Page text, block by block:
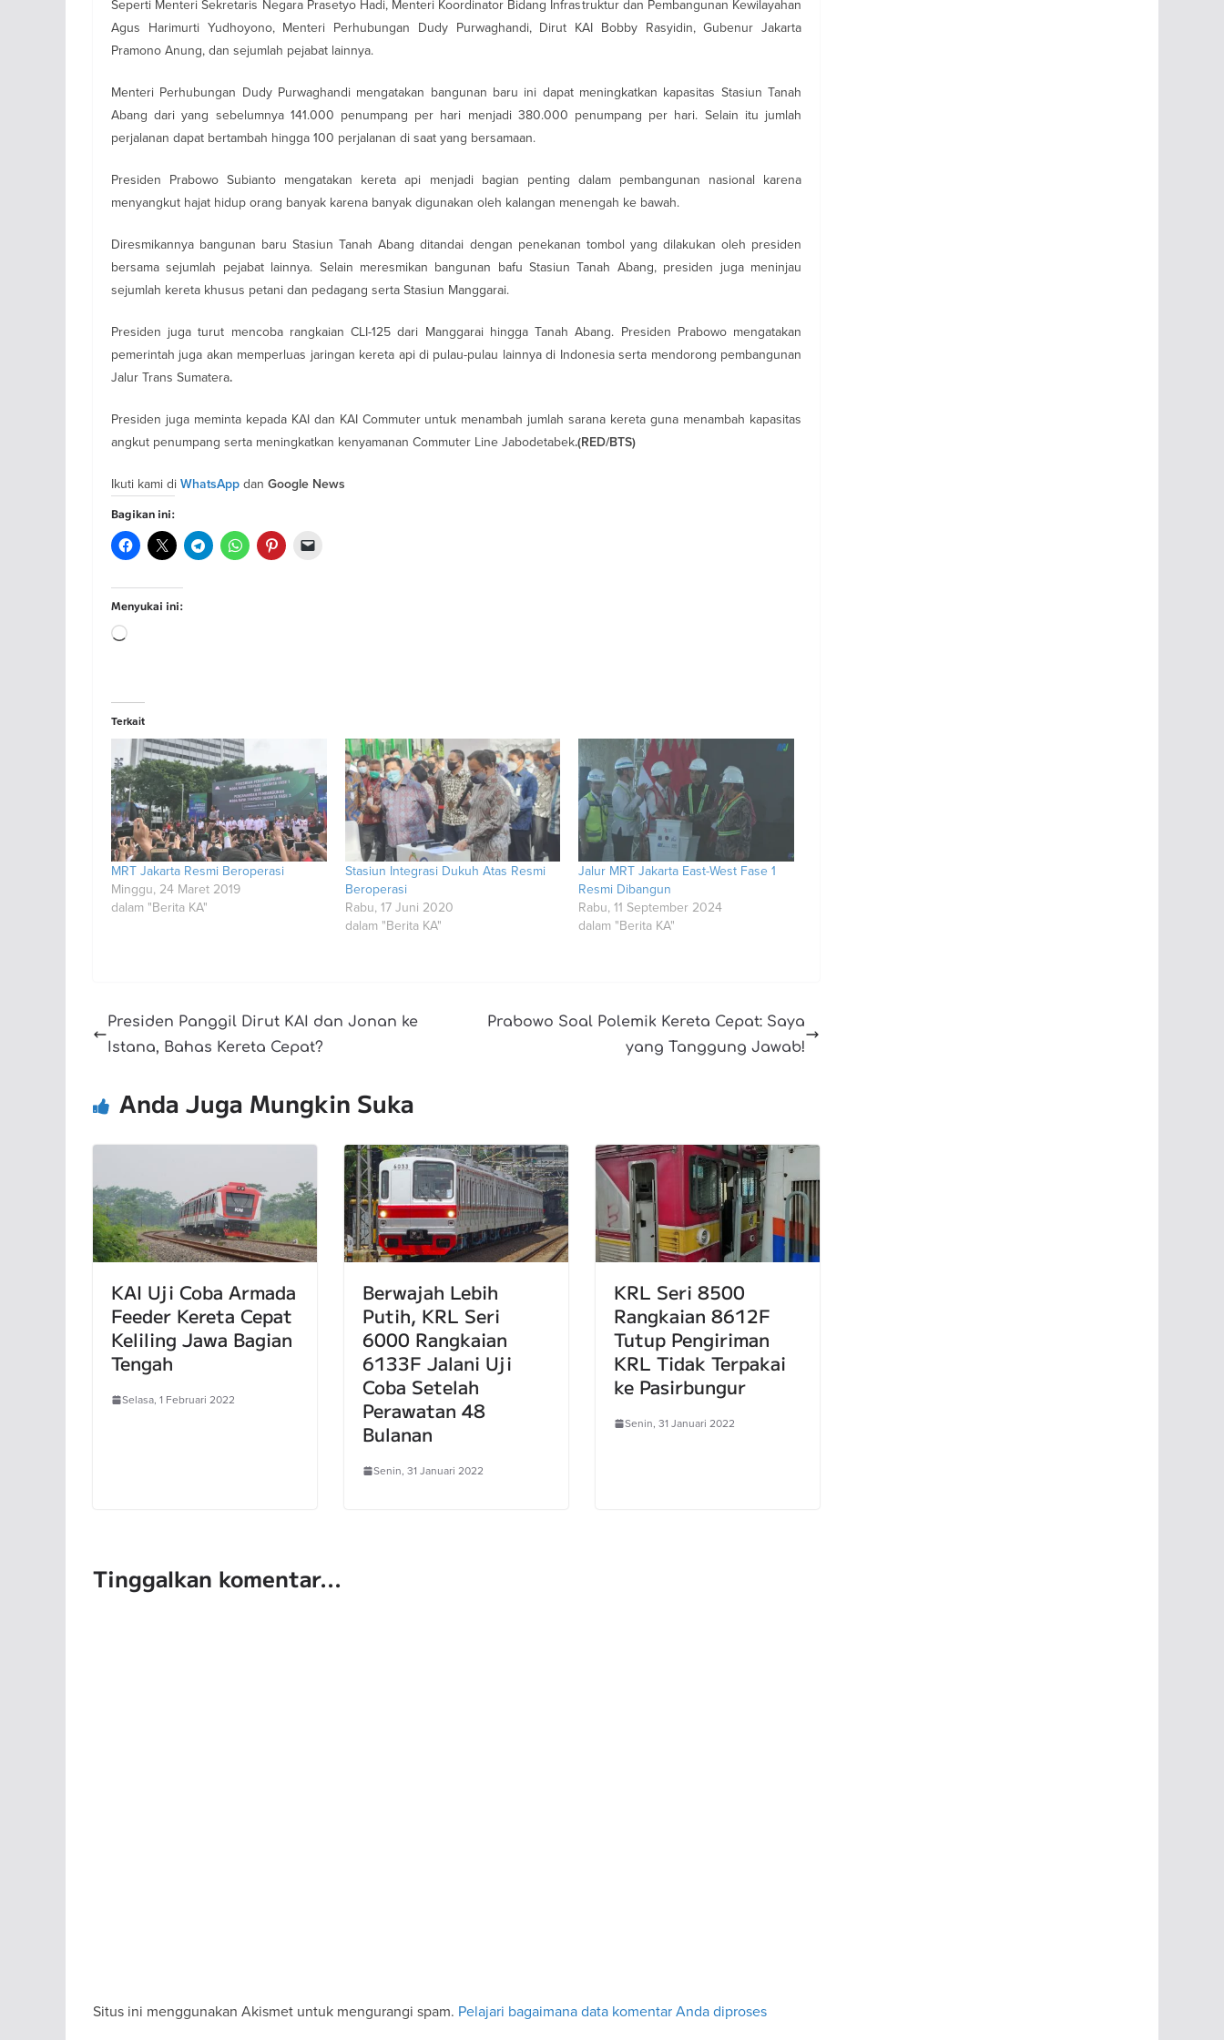
Seperti Menteri Sekretaris Negara Prasetyo Hadi, Menteri Koordinator Bidang Infrastruktur dan Pembangunan Kewilayahan
Agus Harimurti Yudhoyono, Menteri Perhubungan Dudy Purwaghandi, Dirut KAI Bobby Rasyidin, Gubenur Jakarta
Pramono Anung, dan sejumlah pejabat lainnya.
Menteri Perhubungan Dudy Purwaghandi mengatakan bangunan baru ini dapat meningkatkan kapasitas Stasiun Tanah
Abang dari yang sebelumnya 141.000 penumpang per hari menjadi 380.000 penumpang per hari. Selain itu jumlah
perjalanan dapat bertambah hingga 100 perjalanan di saat yang bersamaan.
Presiden Prabowo Subianto mengatakan kereta api menjadi bagian penting dalam pembangunan nasional karena
menyangkut hajat hidup orang banyak karena banyak digunakan oleh kalangan menengah ke bawah.
Diresmikannya bangunan baru Stasiun Tanah Abang ditandai dengan penekanan tombol yang dilakukan oleh presiden
bersama sejumlah pejabat lainnya. Selain meresmikan bangunan bafu Stasiun Tanah Abang, presiden juga meninjau
sejumlah kereta khusus petani dan pedagang serta Stasiun Manggarai.
Presiden juga turut mencoba rangkaian CLI-125 dari Manggarai hingga Tanah Abang. Presiden Prabowo mengatakan
pemerintah juga akan memperluas jaringan kereta api di pulau-pulau lainnya di Indonesia serta mendorong pembangunan
Jalur Trans Sumatera.
Presiden juga meminta kepada KAI dan KAI Commuter untuk menambah jumlah sarana kereta guna menambah kapasitas
angkut penumpang serta meningkatkan kenyamanan Commuter Line Jabodetabek.(RED/BTS)
Ikuti kami di WhatsApp dan Google News
Bagikan ini:
Menyukai ini:
Memuat...
Terkait
MRT Jakarta Resmi Beroperasi
Minggu, 24 Maret 2019
dalam "Berita KA"
Stasiun Integrasi Dukuh Atas Resmi
Beroperasi
Rabu, 17 Juni 2020
dalam "Berita KA"
Jalur MRT Jakarta East-West Fase 1
Resmi Dibangun
Rabu, 11 September 2024
dalam "Berita KA"
Presiden Panggil Dirut KAI dan Jonan ke
Istana, Bahas Kereta Cepat?
Prabowo Soal Polemik Kereta Cepat: Saya
yang Tanggung Jawab!
Anda Juga Mungkin Suka
KAI Uji Coba Armada
Feeder Kereta Cepat
Keliling Jawa Bagian
Tengah
Selasa, 1 Februari 2022
Berwajah Lebih
Putih, KRL Seri
6000 Rangkaian
6133F Jalani Uji
Coba Setelah
Perawatan 48
Bulanan
Senin, 31 Januari 2022
KRL Seri 8500
Rangkaian 8612F
Tutup Pengiriman
KRL Tidak Terpakai
ke Pasirbungur
Senin, 31 Januari 2022
Tinggalkan komentar...
Situs ini menggunakan Akismet untuk mengurangi spam. Pelajari bagaimana data komentar Anda diproses